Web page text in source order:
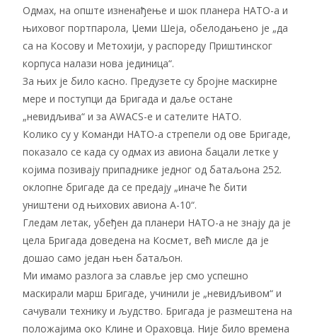
Одмах, на опште изненађење и шок планера НАТО-а и
њиховог портпарола, Џеми Шеја, обелодањено је „да
са на Косову и Метохији, у распореду Приштинског
корпуса налази нова јединица“.
За њих је било касно. Предузете су бројне маскирне
мере и поступци да Бригада и даље остане
„невидљива“ и за АWACS-е и сателите НАТО.
Колико су у Команди НАТО-а стрепели од ове Бригаде,
показало се када су одмах из авиона бацали летке у
којима позивају припаднике једног од батаљона 252.
оклопне бригаде да се предају „иначе ће бити
уништени од њихових авиона А-10“.
Гледам летак, убеђен да планери НАТО-а не знају да је
цела Бригада доведена на Космет, већ мисле да је
дошао само један њен батаљон.
Ми имамо разлога за славље јер смо успешно
маскирали марш Бригаде, учинили је „невидљивом“ и
сачували технику и људство. Бригада је размештена на
положајима око Клине и Ораховца. Није било времена